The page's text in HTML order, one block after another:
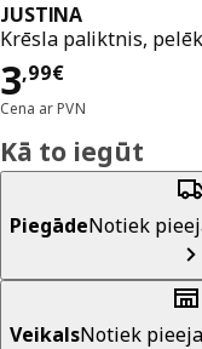
JUSTINA
Krēsla paliktnis,
3,99€
Cena 3,99€
Cena ar PVN
Kā to iegūt
PiegādeNotiek
VeikalsNotiek